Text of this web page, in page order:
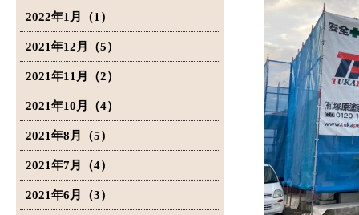
2022年1月（1）
2021年12月（5）
2021年11月（2）
2021年10月（4）
2021年8月（5）
2021年7月（4）
2021年6月（3）